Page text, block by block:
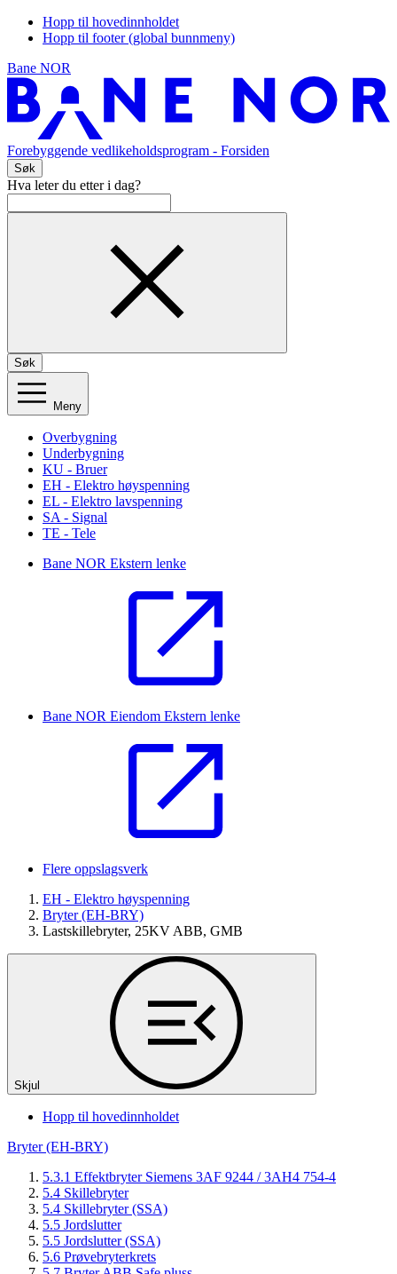
Hopp til hovedinnholdet
Hopp til footer (global bunnmeny)
Bane NOR
Forebyggende vedlikeholdsprogram - Forsiden
Søk
Hva leter du etter i dag?
Søk
Meny
Overbygning
Underbygning
KU - Bruer
EH - Elektro høyspenning
EL - Elektro lavspenning
SA - Signal
TE - Tele
Bane NOR Ekstern lenke
Bane NOR Eiendom Ekstern lenke
Flere oppslagsverk
EH - Elektro høyspenning
Bryter (EH-BRY)
Lastskillebryter, 25KV ABB, GMB
Skjul
Hopp til hovedinnholdet
Bryter (EH-BRY)
5.3.1 Effektbryter Siemens 3AF 9244 / 3AH4 754-4
5.4 Skillebryter
5.4 Skillebryter (SSA)
5.5 Jordslutter
5.5 Jordslutter (SSA)
5.6 Prøvebryterkrets